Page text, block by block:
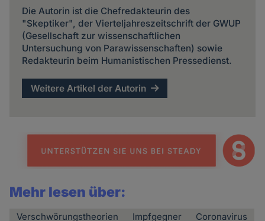
Die Autorin ist die Chefredakteurin des
"Skeptiker", der Vierteljahreszeitschrift der GWUP
(Gesellschaft zur wissenschaftlichen
Untersuchung von Parawissenschaften) sowie
Redakteurin beim Humanistischen Pressedienst.
Weitere Artikel der Autorin
Mehr lesen über:
Verschwörungstheorien Impfgegner Coronavirus